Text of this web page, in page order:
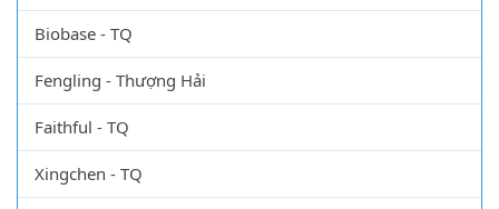
Biobase - TQ
Fengling - Thượng Hải
Faithful - TQ
Xingchen - TQ